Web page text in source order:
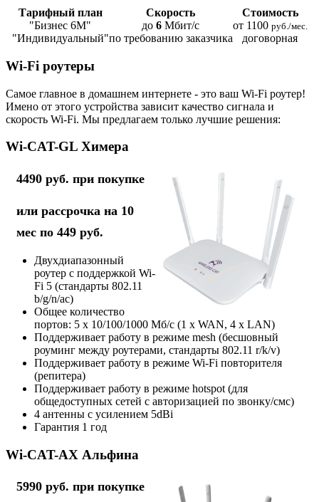
Тарифный план
Скорость
Стоимость
"Бизнес 6М"
до 6 Мбит/с от 1100 руб./мес.
"Индивидуальный"по требованию заказчика договорная
Wi-Fi роутеры
Самое главное в домашнем интернете - это ваш Wi-Fi роутер!
Имено от этого устройства зависит качество сигнала и
скорость Wi-Fi. Мы предлагаем только лучшие решения:
Wi-CAT-GL Химера
4490 руб. при покупке
или рассрочка на 10
мес по 449 руб.
Двухдиапазонный
роутер с поддержкой Wi-
Fi 5 (стандарты 802.11
b/g/n/ac)
Общее количество
портов: 5 х 10/100/1000 Мб/с (1 x WAN, 4 x LAN)
Поддерживает работу в режиме mesh (бесшовный
роуминг между роутерами, стандарты 802.11 r/k/v)
Поддерживает работу в режиме Wi-Fi повторителя
(репитера)
Поддерживает работу в режиме hotspot (для
общедоступных сетей с авторизацией по звонку/смс)
4 антенны с усилением 5dBi
Гарантия 1 год
Wi-CAT-AX Альфина
5990 руб. при покупке